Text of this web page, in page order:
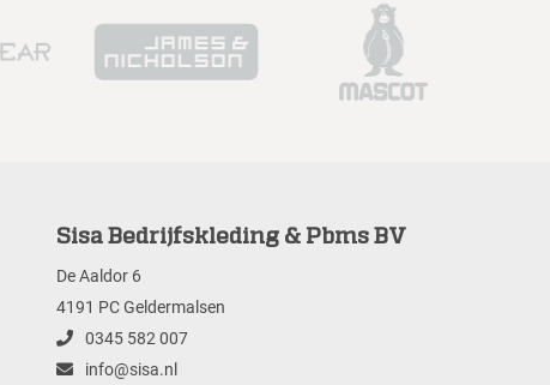
Sisa Bedrijfskleding & Pbms BV
De Aaldor 6
4191 PC Geldermalsen
0345 582 007
info@sisa.nl